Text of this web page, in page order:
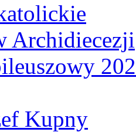
Archidiecezji
Kupny